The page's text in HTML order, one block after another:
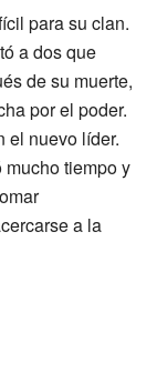
para su clan.
a dos que
de su muerte,
por el poder.
el nuevo líder.
tiempo y
a la